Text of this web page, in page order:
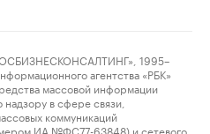
1995–
агентства «РБК»
массовой информации
в сфере связи,
коммуникаций
ИА №ФС77-63848) и сетевого